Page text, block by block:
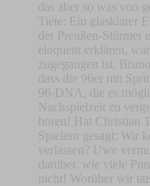
das aber so was von
Tiete: Ein glasklarer
der Preußen-Stürmer
eloquent erklären,
zugegangen ist.
dass die 96er mit
96-DNA, die es
Nachspielzeit zu
hören! Hat Christian
Spielern gesagt: Wir
verlassen? Uwe
darüber, wie viele
nicht! Worüber wir